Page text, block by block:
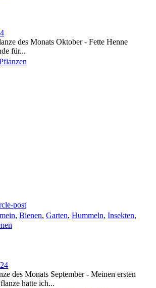
des Monats Oktober - Fette Henne
für...
post
, Bienen, Garten, Hummeln, Insekten,
des Monats September - Meinen ersten
hatte ich...